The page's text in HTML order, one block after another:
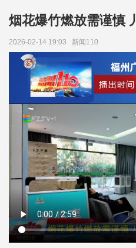
烟花爆竹燃放需谨慎
2026-02-14 19:03 新闻110